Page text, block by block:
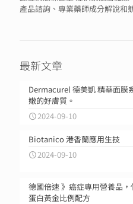
產品諮詢、專業藥師成分解說和
最新文章
Dermacurel 德美凱 精華面膜
嫩的好膚質。
2024-09-10
Biotanico 港香蘭應用生技
2024-09-10
德國倍速 》癌症專用營養品
蛋白黃金比例配方